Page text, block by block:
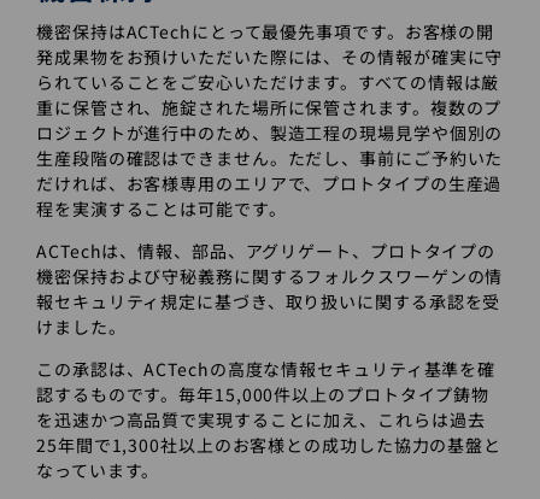
機密保持はACTechにとって最優先事項です。お客様の開
発成果物をお預けいただいた際には、その情報が確実に守
られていることをご安心いただけます。すべての情報は厳
重に保管され、施錠された場所に保管されます。複数のプ
ロジェクトが進行中のため、製造工程の現場見学や個別の
生産段階の確認はできません。ただし、事前にご予約いた
だければ、お客様専用のエリアで、プロトタイプの生産過
程を実演することは可能です。
ACTechは、情報、部品、アグリゲート、プロトタイプの
機密保持および守秘義務に関するフォルクスワーゲンの情
報セキュリティ規定に基づき、取り扱いに関する承認を受
けました。
この承認は、ACTechの高度な情報セキュリティ基準を確
認するものです。毎年15,000件以上のプロトタイプ鋳物
を迅速かつ高品質で実現することに加え、これらは過去
25年間で1,300社以上のお客様との成功した協力の基盤と
なっています。